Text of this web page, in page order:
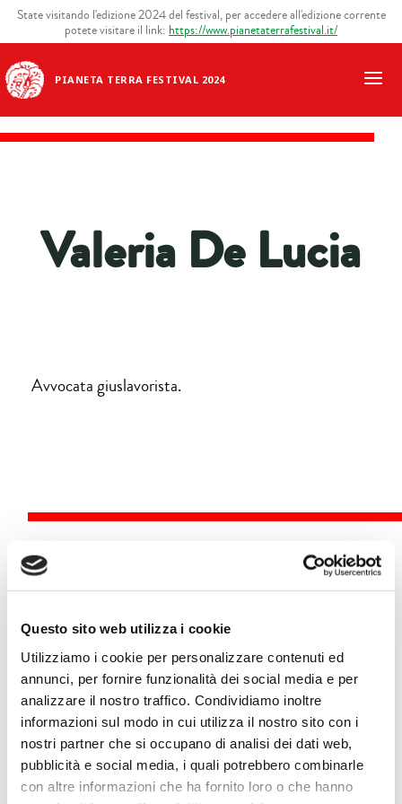
Questo sito web utilizza i cookie
Utilizziamo i cookie per personalizzare contenuti ed
annunci, per fornire funzionalità dei social media e per
analizzare il nostro traffico. Condividiamo inoltre
informazioni sul modo in cui utilizza il nostro sito con i
nostri partner che si occupano di analisi dei dati web,
pubblicità e social media, i quali potrebbero combinarle
con altre informazioni che ha fornito loro o che hanno
PIANETA TERRA FESTIVAL 2024
State visitando l'edizione 2024 del festival, per accedere all'edizione corrente
potete visitare il link: https://www.pianetaterrafestival.it/
Valeria De Lucia
Avvocata giuslavorista.
7 ottobre | 12.00 | Teatro del Giglio
FOCUS
IL VALORE DEL LAVORO SOSTENIBILE: AMBIENTE,
RESPONSABILITÀ SOCIALE E GOVERNANCE